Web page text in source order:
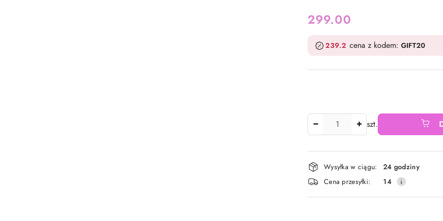
cena:
299.00
239.2 cena z kodem: GIFT20
szt.
Dostępność
i
dostawa
Wysyłka w ciągu:
24 godziny
Cena przesyłki:
14